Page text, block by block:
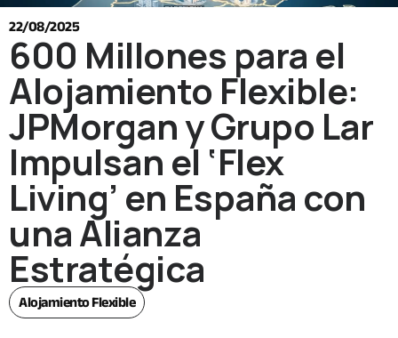
22/08/2025
600 Millones para el
Alojamiento Flexible:
JPMorgan y Grupo Lar
Impulsan el ‘Flex
Living’ en España con
una Alianza
Estratégica
Alojamiento Flexible